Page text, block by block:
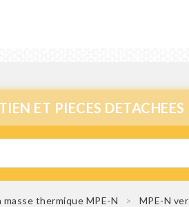
ET PIECES DETACHEES
masse thermique MPE-N MPE-N